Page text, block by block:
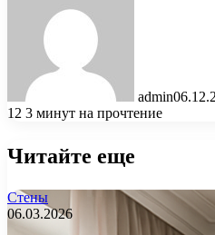
admin
12 3 минут на прочтение
Читайте еще
Стены
06.03.2026